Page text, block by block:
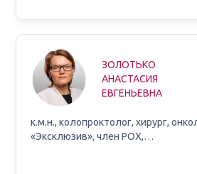
ЗОЛОТЬКО
АНАСТАСИЯ
ЕВГЕНЬЕВНА
к.м.н., колопроктолог, хирург,
«Эксклюзив», член РОХ,…